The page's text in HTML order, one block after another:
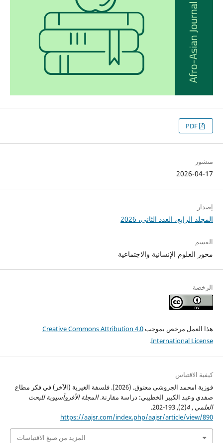
PDF
منشور
2026-04-17
إصدار
المجلد الرابع، العدد الثاني، 2026
القسم
محور العلوم الإنسانية والاجتماعية
الرخصة
هذا العمل مرخص بموجبCreative Commons Attribution 4.0
International License
.
كيفية الاقتباس
فوزية امحمد الجروشى معتوق. (2026). فلسفة الغيرية (الآخر) في فكر مطاع
صفدي وعبد الكبير الخطيبي: دراسة مقارنة.المجلة الأفروآسيوية للبحث
العلمي ,
4
(2), 193-202.
https://aajsr.com/index.php/aajsr/article/view/890
المزيد من صيغ الاقتباسات